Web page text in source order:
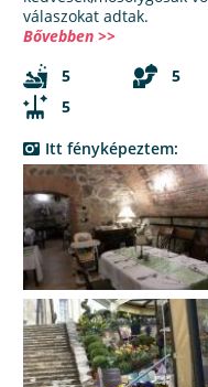
válaszokat adtak.
Bővebben >>
5
5
5
Itt fényképeztem: